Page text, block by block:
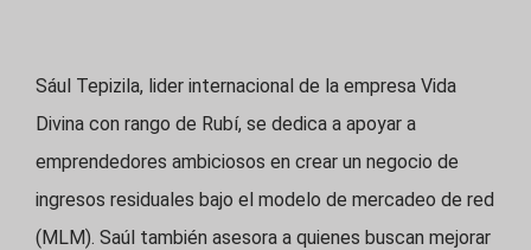
Sául Tepizila, lider internacional de la empresa Vida
Divina con rango de Rubí, se dedica a apoyar a
emprendedores ambiciosos en crear un negocio de
ingresos residuales bajo el modelo de mercadeo de red
(MLM). Saúl también asesora a quienes buscan mejorar